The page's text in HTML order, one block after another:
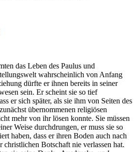
das Leben des Paulus und
wahrscheinlich von Anfang
dürfte er ihnen bereits in seiner
sein. Er scheint sie so tief
er sich später, als sie ihm von Seiten des
übernommenen religiösen
mehr von ihr lösen konnte. Sie müssen
Weise durch­drungen, er muss sie so
haben, dass er ihren Boden auch nach
christlichen Botschaft nie verlassen hat.